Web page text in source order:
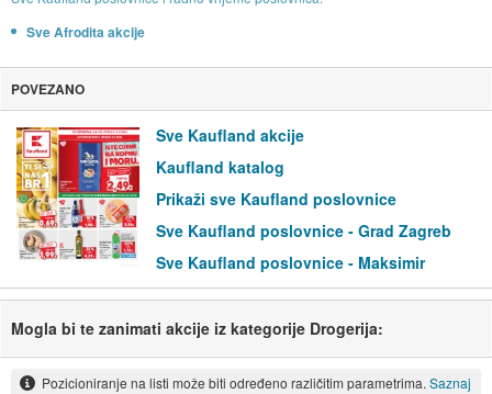
Sve Afrodita akcije
POVEZANO
Sve Kaufland akcije
Kaufland katalog
Prikaži sve Kaufland poslovnice
Sve Kaufland poslovnice - Grad Zagreb
Sve Kaufland poslovnice - Maksimir
Mogla bi te zanimati akcije iz kategorije Drogerija:
Pozicioniranje na listi može biti određeno različitim parametrima. Saznaj